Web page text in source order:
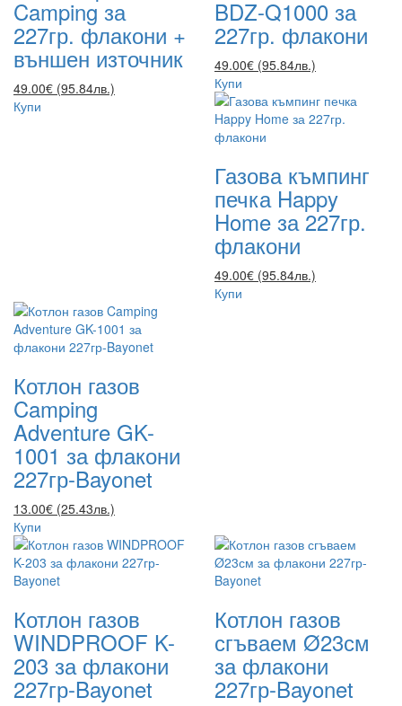
Camping за
227гр. флакони +
външен източник
49.00€ (95.84лв.)
Купи
BDZ-Q1000 за
227гр. флакони
49.00€ (95.84лв.)
Купи
Газова къмпинг
печка Happy
Home за 227гр.
флакони
49.00€ (95.84лв.)
Купи
Котлон газов
Camping
Adventure GK-
1001 за флакони
227гр-Bayonet
13.00€ (25.43лв.)
Купи
Котлон газов
WINDPROOF K-
203 за флакони
227гр-Bayonet
Котлон газов
сгъваем Ø23см
за флакони
227гр-Bayonet